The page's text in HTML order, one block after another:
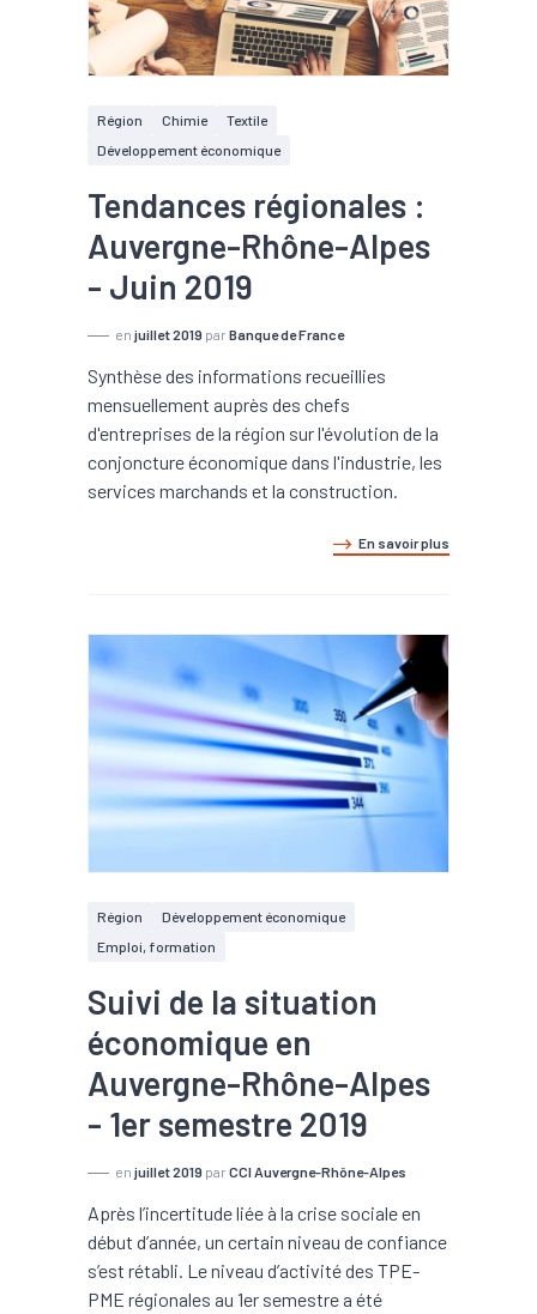
Région Chimie
Textile
Développement économique
Tendances régionales :
Auvergne-Rhône-Alpes
- Juin 2019
en juillet 2019 par Banque de France
Synthèse des informations recueillies
mensuellement auprès des chefs
d'entreprises de la région sur l'évolution de la
conjoncture économique dans l'industrie, les
services marchands et la construction.
En savoir plus
Région
Développement économique
Emploi, formation
Suivi de la situation
économique en
Auvergne-Rhône-Alpes
- 1er semestre 2019
en juillet 2019 par CCI Auvergne-Rhône-Alpes
Après l’incertitude liée à la crise sociale en
début d’année, un certain niveau de confiance
s’est rétabli. Le niveau d’activité des TPE-
PME régionales au 1er semestre a été